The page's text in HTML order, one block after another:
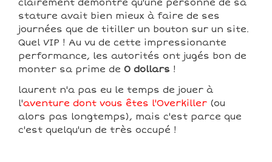
clairement démontré qu'une personne de sa
stature avait bien mieux à faire de ses
journées que de titiller un bouton sur un site.
Quel VIP ! Au vu de cette impressionante
performance, les autorités ont jugés bon de
monter sa prime de 0 dollars !
laurent n'a pas eu le temps de jouer à
l'aventure dont vous êtes l'Overkiller (ou
alors pas longtemps), mais c'est parce que
c'est quelqu'un de très occupé !